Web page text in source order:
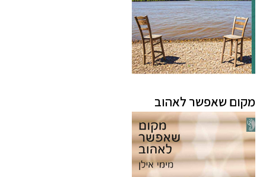
מקום שאפשר לאהוב